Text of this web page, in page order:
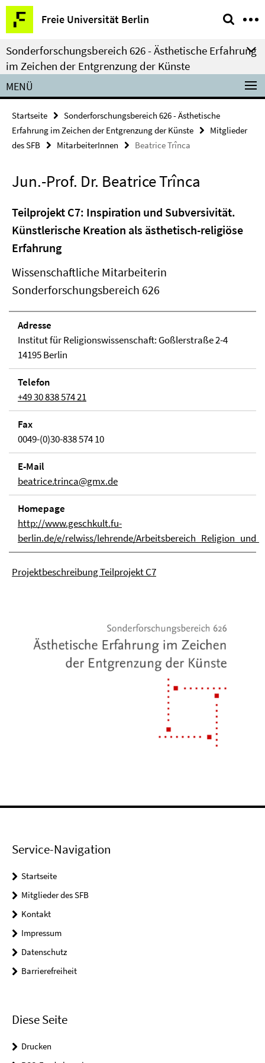
Springe
direkt
zu
Inhalt
Freie Universität Berlin
Service-
Navigation
Sonderforschungsbereich 626 - Ästhetische Erfahrung
im Zeichen der Entgrenzung der Künste
MENÜ
Startseite
Sonderforschungsbereich 626 - Ästhetische
Erfahrung im Zeichen der Entgrenzung der Künste
Mitglieder
des SFB
MitarbeiterInnen Beatrice Trînca
Jun.-Prof. Dr. Beatrice Trînca
Teilprojekt C7: Inspiration und Subversivität.
Künstlerische Kreation als ästhetisch-religiöse
Erfahrung
Wissenschaftliche Mitarbeiterin
Sonderforschungsbereich 626
Adresse
Institut für Religionswissenschaft: Goßlerstraße 2-4
14195 Berlin
Telefon
+49 30 838 574 21
Fax
0049-(0)30-838 574 10
E-Mail
beatrice.trinca@gmx.de
Homepage
http://www.geschkult.fu-
berlin.de/e/relwiss/lehrende/
Projektbeschreibung Teilprojekt C7
Service-Navigation
Startseite
Mitglieder des SFB
Kontakt
Impressum
Datenschutz
Barrierefreiheit
Diese Seite
Drucken